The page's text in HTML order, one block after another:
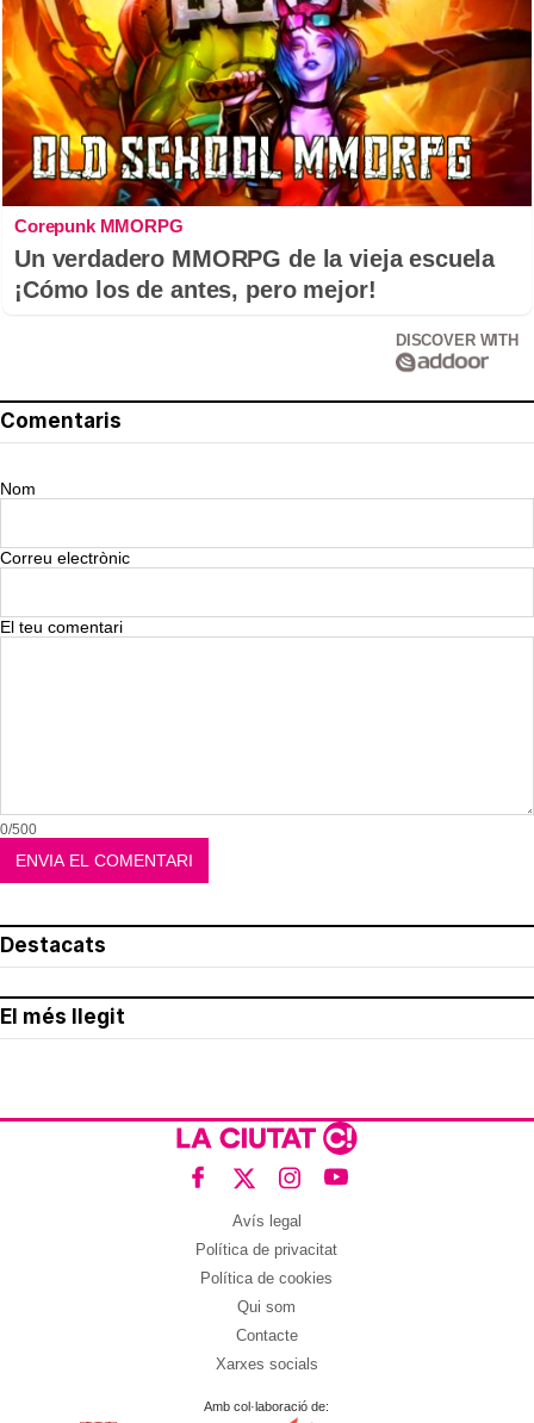
Corepunk MMORPG
Un verdadero MMORPG de la vieja escuela
¡Cómo los de antes, pero mejor!
DISCOVER WITH
Comentaris
Nom
Correu electrònic
El teu comentari
0/500
Destacats
El més llegit
Avís legal
Política de privacitat
Política de cookies
Qui som
Contacte
Xarxes socials
Amb col·laboració de: